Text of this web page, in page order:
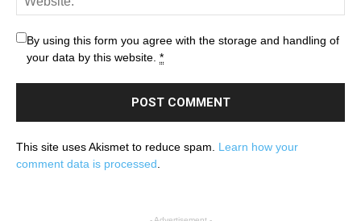
By using this form you agree with the storage and handling of
your data by this website. *
This site uses Akismet to reduce spam. Learn how your
comment data is processed